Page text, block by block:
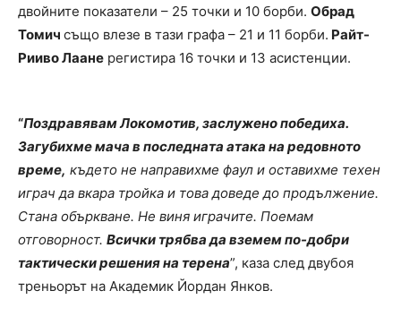
двойните показатели – 25 точки и 10 борби. Обрад
Томич също влезе в тази графа – 21 и 11 борби. Райт-
Рииво Лаане регистира 16 точки и 13 асистенции.
“Поздравявам Локомотив, заслужено победиха.
Загубихме мача в последната атака на редовното
време, където не направихме фаул и оставихме техен
играч да вкара тройка и това доведе до продължение.
Стана объркване. Не виня играчите. Поемам
отговорност. Всички трябва да вземем по-добри
тактически решения на терена”, каза след двубоя
треньорът на Академик Йордан Янков.